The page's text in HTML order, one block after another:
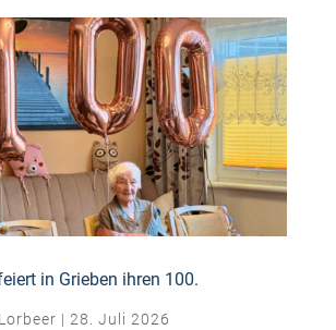
in Grieben ihren 100.
| 28. Juli 2026